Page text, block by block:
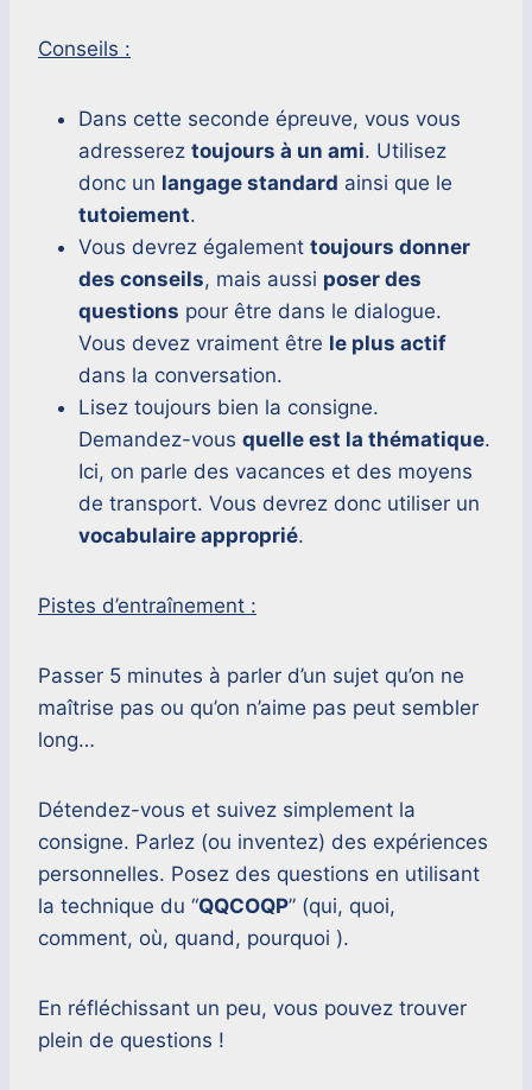
Conseils :
Dans cette seconde épreuve, vous vous
adresserez toujours à un ami. Utilisez
donc un langage standard ainsi que le
tutoiement.
Vous devrez également toujours donner
des conseils, mais aussi poser des
questions pour être dans le dialogue.
Vous devez vraiment être le plus actif
dans la conversation.
Lisez toujours bien la consigne.
Demandez-vous quelle est la thématique.
Ici, on parle des vacances et des moyens
de transport. Vous devrez donc utiliser un
vocabulaire approprié.
Pistes d’entraînement :
Passer 5 minutes à parler d’un sujet qu’on ne
maîtrise pas ou qu’on n’aime pas peut sembler
long…
Détendez-vous et suivez simplement la
consigne. Parlez (ou inventez) des expériences
personnelles. Posez des questions en utilisant
la technique du “QQCOQP” (qui, quoi,
comment, où, quand, pourquoi ).
En réfléchissant un peu, vous pouvez trouver
plein de questions !